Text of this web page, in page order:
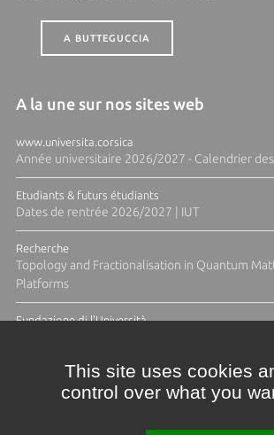
A BUTTEGUCCIA
A la une sur nos sites web
www.universita.corsica
Année universitaire 2026/2027 - Calendrier
Etudiants & futurs étudiants
Dates de rentrée 2026/2027 | IUT
Recherche
Topology and Fractionalisation in Quantum
Platforms
Fundazione di l'Università
This site uses cookies
control over what you